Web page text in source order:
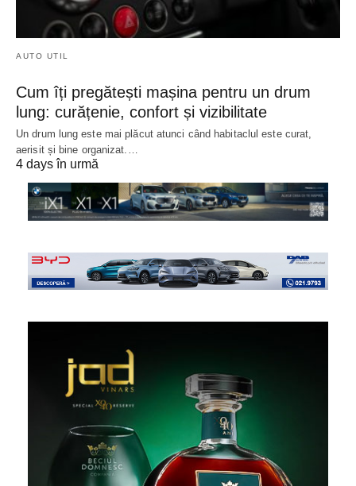
AUTO UTIL
Cum îți pregătești mașina pentru un drum
lung: curățenie, confort și vizibilitate
Un drum lung este mai plăcut atunci când habitaclul este curat,
aerisit și bine organizat.…
4 days în urmă